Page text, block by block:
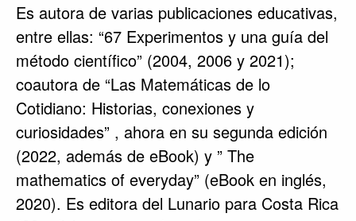
Es autora de varias publicaciones educativas,
entre ellas: “67 Experimentos y una guía del
método científico” (2004, 2006 y 2021);
coautora de “Las Matemáticas de lo
Cotidiano: Historias, conexiones y
curiosidades” , ahora en su segunda edición
(2022, además de eBook) y ” The
mathematics of everyday” (eBook en inglés,
2020). Es editora del Lunario para Costa Rica